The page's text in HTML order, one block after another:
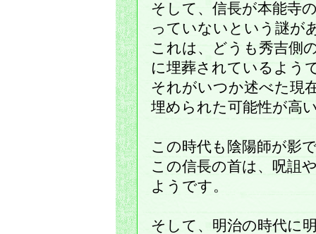
そして、信長が本能寺
っていないという謎が
これは、どうも秀吉側
に埋葬されているよう
それがいつか述べた現
埋められた可能性が高
この時代も陰陽師が影
この信長の首は、呪詛
ようです。
そして、明治の時代に